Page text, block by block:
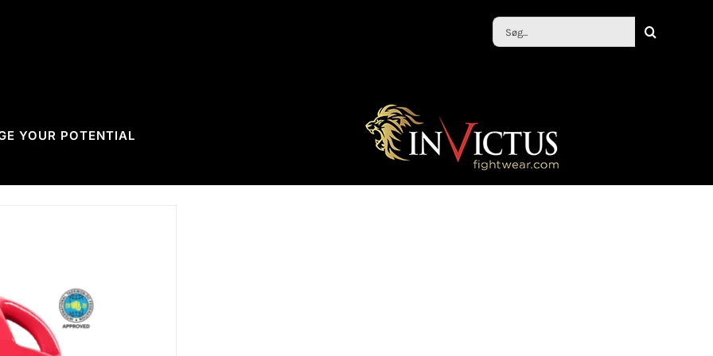
Søg
efter:
YOUR POTENTIAL